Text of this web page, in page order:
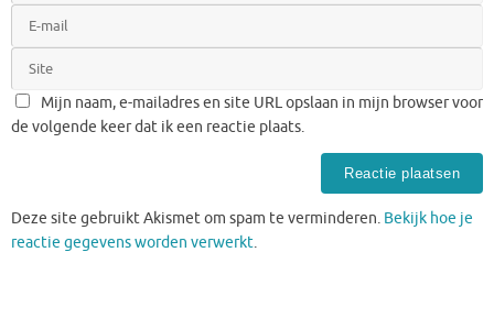
Mijn naam, e-mailadres en site URL opslaan in mijn browser voor
de volgende keer dat ik een reactie plaats.
Deze site gebruikt Akismet om spam te verminderen. Bekijk hoe je
reactie gegevens worden verwerkt.